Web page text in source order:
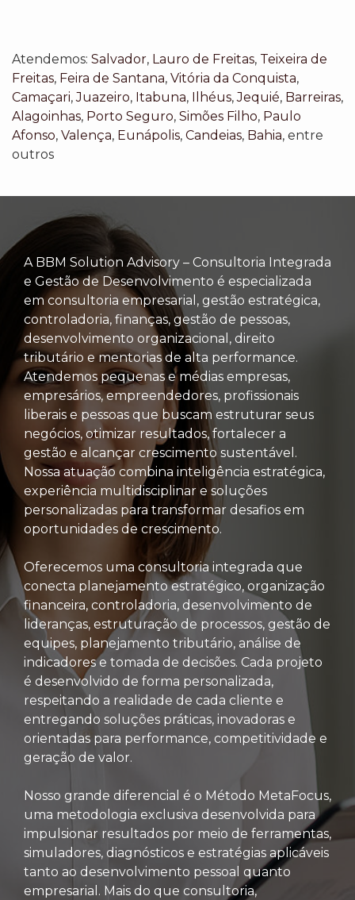
Atendemos: Salvador, Lauro de Freitas, Teixeira de
Freitas, Feira de Santana, Vitória da Conquista,
Camaçari,Juazeiro, Itabuna, Ilhéus,Jequié, Barreiras,
Alagoinhas, Porto Seguro, Simões Filho, Paulo
Afonso, Valença, Eunápolis, Candeias, Bahia, entre
outros
A BBM Solution Advisory – Consultoria Integrada
e Gestão de Desenvolvimento é especializada
em consultoria empresarial, gestão estratégica,
controladoria, finanças, gestão de pessoas,
desenvolvimento organizacional, direito
tributário e mentorias de alta performance.
Atendemos pequenas e médias empresas,
empresários, empreendedores, profissionais
liberais e pessoas que buscam estruturar seus
negócios, otimizar resultados, fortalecer a
gestão e alcançar crescimento sustentável.
Nossa atuação combina inteligência estratégica,
experiência multidisciplinar e soluções
personalizadas para transformar desafios em
oportunidades de crescimento.
Oferecemos uma consultoria integrada que
conecta planejamento estratégico, organização
financeira, controladoria, desenvolvimento de
lideranças, estruturação de processos, gestão de
equipes, planejamento tributário, análise de
indicadores e tomada de decisões. Cada projeto
é desenvolvido de forma personalizada,
respeitando a realidade de cada cliente e
entregando soluções práticas, inovadoras e
orientadas para performance, competitividade e
geração de valor.
Nosso grande diferencial é o Método MetaFocus,
uma metodologia exclusiva desenvolvida para
impulsionar resultados por meio de ferramentas,
simuladores, diagnósticos e estratégias aplicáveis
tanto ao desenvolvimento pessoal quanto
empresarial. Mais do que consultoria,